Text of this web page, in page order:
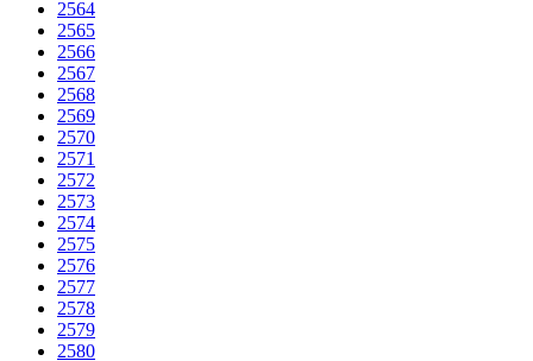
2564
2565
2566
2567
2568
2569
2570
2571
2572
2573
2574
2575
2576
2577
2578
2579
2580